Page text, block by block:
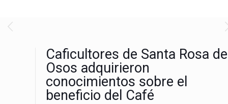
Caficultores de Santa Rosa de
Osos adquirieron
conocimientos sobre el
beneficio del Café